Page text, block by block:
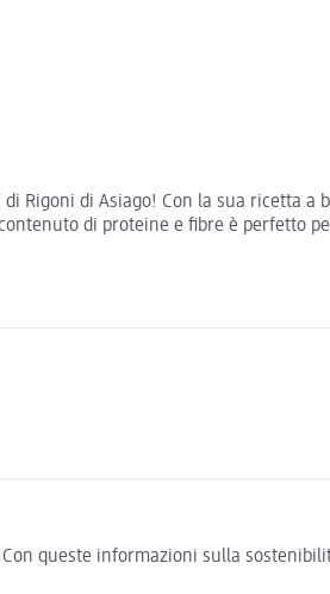
Rigoni di Asiago! Con la sua ricetta
di proteine e fibre è perfetto
queste informazioni sulla